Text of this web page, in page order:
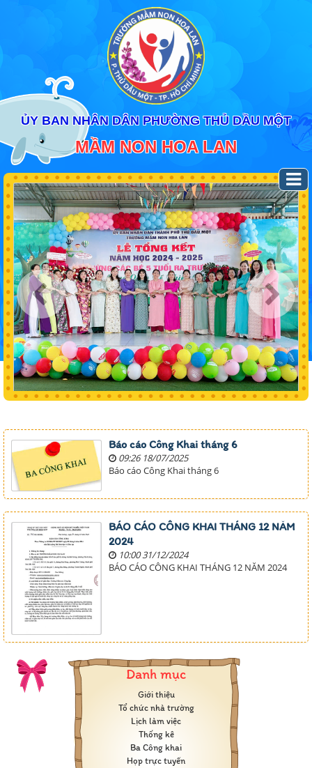
ỦY BAN NHÂN DÂN PHƯỜNG THỦ DẦU MỘT
MẦM NON HOA LAN
Báo cáo Công Khai tháng 6
09:26 18/07/2025
Báo cáo Công Khai tháng 6
BÁO CÁO CÔNG KHAI THÁNG 12 NĂM
2024
10:00 31/12/2024
BÁO CÁO CÔNG KHAI THÁNG 12 NĂM 2024
Danh mục
Giới thiệu
Tổ chức nhà trường
Lịch làm việc
Thống kê
Ba Công khai
Họp trực tuyến